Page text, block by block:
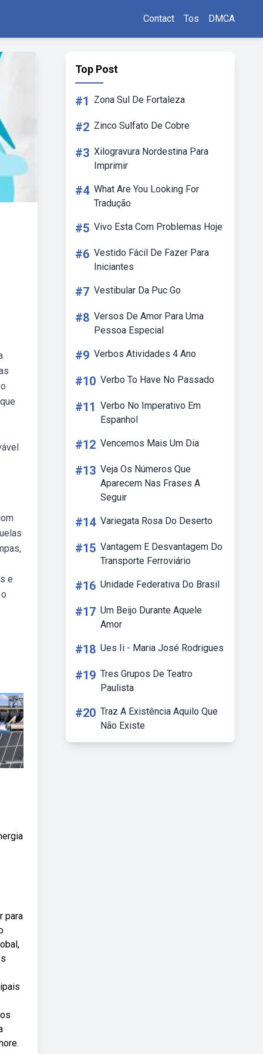
Contact Tos DMCA
e
para
Top Post
#1 Zona Sul De Fortaleza
#2 Zinco Sulfato De Cobre
#3 Xilogravura Nordestina Para
Imprimir
#4 What Are You Looking For
Tradução
#5 Vivo Esta Com Problemas Hoje
#6 Vestido Fácil De Fazer Para
Iniciantes
#7 Vestibular Da Puc Go
#8 Versos De Amor Para Uma
Pessoa Especial
#9 Verbos Atividades 4 Ano
#10 Verbo To Have No Passado
#11 Verbo No Imperativo Em
Espanhol
#12 Vencemos Mais Um Dia
#13 Veja Os Números Que
Aparecem Nas Frases A
Seguir
#14 Variegata Rosa Do Deserto
#15 Vantagem E Desvantagem Do
Transporte Ferroviário
#16 Unidade Federativa Do Brasil
#17 Um Beijo Durante Aquele
Amor
#18 Ues Ii - Maria José Rodrigues
#19 Tres Grupos De Teatro
Paulista
#20 Traz A Existência Aquilo Que
Não Existe